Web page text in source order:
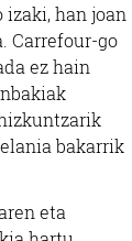
izaki, han joan
Carrefour-go
ez hain
bakarrik
eta